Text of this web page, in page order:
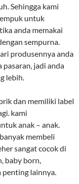
Sehingga kami
untuk
anda memakai
sempurna.
produsennya anda
pasaran, jadi anda
lebih.
dan memiliki label
kami
anak – anak.
membeli
sangat cocok di
baby born,
penting lainnya.